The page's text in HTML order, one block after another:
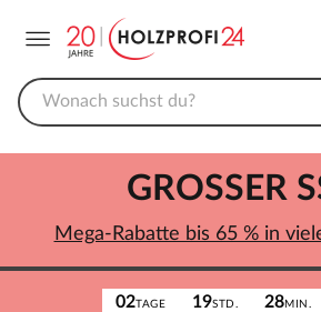
02TAGE 19STD. 28MIN.
GROSSER
Mega-Rabatte bis 65 % in